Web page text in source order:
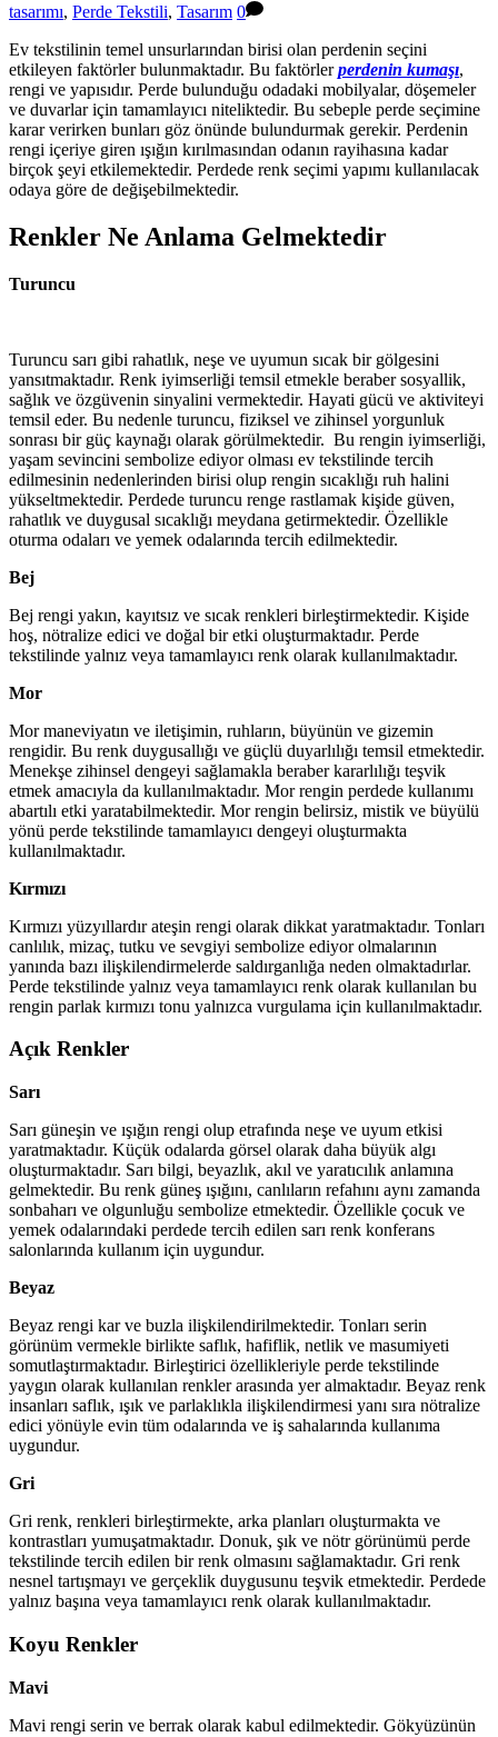
tasarımı, Perde Tekstili, Tasarım 0
Ev tekstilinin temel unsurlarından birisi olan perdenin seçini
etkileyen faktörler bulunmaktadır. Bu faktörlerperdenin kumaşı,
rengi ve yapısıdır. Perde bulunduğu odadaki mobilyalar, döşemeler
ve duvarlar için tamamlayıcı niteliktedir. Bu sebeple perde seçimine
karar verirken bunları göz önünde bulundurmak gerekir. Perdenin
rengi içeriye giren ışığın kırılmasından odanın rayihasına kadar
birçok şeyi etkilemektedir. Perdede renk seçimi yapımı kullanılacak
odaya göre de değişebilmektedir.
Renkler Ne Anlama Gelmektedir
Turuncu
Turuncu sarı gibi rahatlık, neşe ve uyumun sıcak bir gölgesini
yansıtmaktadır. Renk iyimserliği temsil etmekle beraber sosyallik,
sağlık ve özgüvenin sinyalini vermektedir. Hayati gücü ve aktiviteyi
temsil eder. Bu nedenle turuncu, fiziksel ve zihinsel yorgunluk
sonrası bir güç kaynağı olarak görülmektedir. Bu rengin iyimserliği,
yaşam sevincini sembolize ediyor olması ev tekstilinde tercih
edilmesinin nedenlerinden birisi olup rengin sıcaklığı ruh halini
yükseltmektedir. Perdede turuncu renge rastlamak kişide güven,
rahatlık ve duygusal sıcaklığı meydana getirmektedir. Özellikle
oturma odaları ve yemek odalarında tercih edilmektedir.
Bej
Bej rengi yakın, kayıtsız ve sıcak renkleri birleştirmektedir. Kişide
hoş, nötralize edici ve doğal bir etki oluşturmaktadır. Perde
tekstilinde yalnız veya tamamlayıcı renk olarak kullanılmaktadır.
Mor
Mor maneviyatın ve iletişimin, ruhların, büyünün ve gizemin
rengidir. Bu renk duygusallığı ve güçlü duyarlılığı temsil etmektedir.
Menekşe zihinsel dengeyi sağlamakla beraber kararlılığı teşvik
etmek amacıyla da kullanılmaktadır. Mor rengin perdede kullanımı
abartılı etki yaratabilmektedir. Mor rengin belirsiz, mistik ve büyülü
yönü perde tekstilinde tamamlayıcı dengeyi oluşturmakta
kullanılmaktadır.
Kırmızı
Kırmızı yüzyıllardır ateşin rengi olarak dikkat yaratmaktadır. Tonları
canlılık, mizaç, tutku ve sevgiyi sembolize ediyor olmalarının
yanında bazı ilişkilendirmelerde saldırganlığa neden olmaktadırlar.
Perde tekstilinde yalnız veya tamamlayıcı renk olarak kullanılan bu
rengin parlak kırmızı tonu yalnızca vurgulama için kullanılmaktadır.
Açık Renkler
Sarı
Sarı güneşin ve ışığın rengi olup etrafında neşe ve uyum etkisi
yaratmaktadır. Küçük odalarda görsel olarak daha büyük algı
oluşturmaktadır. Sarı bilgi, beyazlık, akıl ve yaratıcılık anlamına
gelmektedir. Bu renk güneş ışığını, canlıların refahını aynı zamanda
sonbaharı ve olgunluğu sembolize etmektedir. Özellikle çocuk ve
yemek odalarındaki perdede tercih edilen sarı renk konferans
salonlarında kullanım için uygundur.
Beyaz
Beyaz rengi kar ve buzla ilişkilendirilmektedir. Tonları serin
görünüm vermekle birlikte saflık, hafiflik, netlik ve masumiyeti
somutlaştırmaktadır. Birleştirici özellikleriyle perde tekstilinde
yaygın olarak kullanılan renkler arasında yer almaktadır. Beyaz renk
insanları saflık, ışık ve parlaklıkla ilişkilendirmesi yanı sıra nötralize
edici yönüyle evin tüm odalarında ve iş sahalarında kullanıma
uygundur.
Gri
Gri renk, renkleri birleştirmekte, arka planları oluşturmakta ve
kontrastları yumuşatmaktadır. Donuk, şık ve nötr görünümü perde
tekstilinde tercih edilen bir renk olmasını sağlamaktadır. Gri renk
nesnel tartışmayı ve gerçeklik duygusunu teşvik etmektedir. Perdede
yalnız başına veya tamamlayıcı renk olarak kullanılmaktadır.
Koyu Renkler
Mavi
Mavi rengi serin ve berrak olarak kabul edilmektedir. Gökyüzünün